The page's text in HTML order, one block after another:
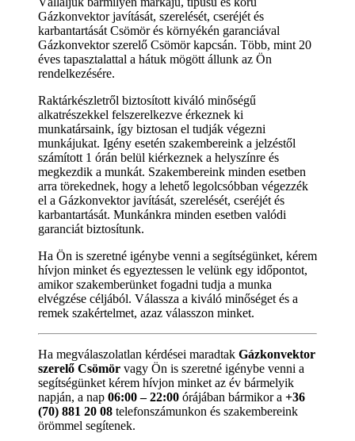
Gázkonvektor javítását, szerelését, cseréjét és
karbantartását Csömör és környékén garanciával
Gázkonvektor szerelő Csömör kapcsán. Több, mint 20
éves tapasztalattal a hátuk mögött állunk az Ön
rendelkezésére.
Raktárkészletről biztosított kiváló minőségű
alkatrészekkel felszerelkezve érkeznek ki
munkatársaink, így biztosan el tudják végezni
munkájukat. Igény esetén szakembereink a jelzéstől
számított 1 órán belül kiérkeznek a helyszínre és
megkezdik a munkát. Szakembereink minden esetben
arra törekednek, hogy a lehető legolcsóbban végezzék
el a Gázkonvektor javítását, szerelését, cseréjét és
karbantartását. Munkánkra minden esetben valódi
garanciát biztosítunk.
Ha Ön is szeretné igénybe venni a segítségünket, kérem
hívjon minket és egyeztessen le velünk egy időpontot,
amikor szakemberünket fogadni tudja a munka
elvégzése céljából. Válassza a kiváló minőséget és a
remek szakértelmet, azaz válasszon minket.
Ha megválaszolatlan kérdései maradtak Gázkonvektor
szerelő Csömör vagy Ön is szeretné igénybe venni a
segítségünket kérem hívjon minket az év bármelyik
napján, a nap 06:00 – 22:00 órájában bármikor a +36
(70) 881 20 08 telefonszámunkon és szakembereink
örömmel segítenek.